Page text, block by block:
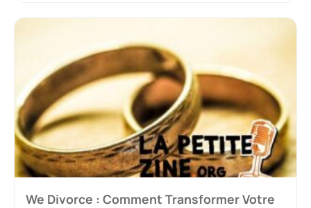
We Divorce : Comment Transformer Votre